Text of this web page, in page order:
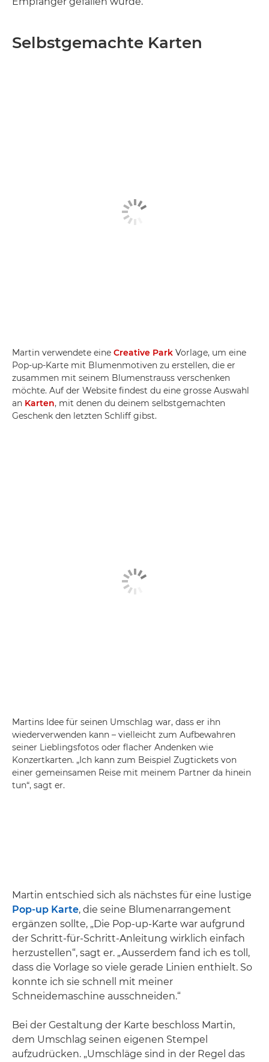
Selbstgemachte Karten
Martin verwendete eine Creative Park Vorlage, um eine
Pop-up-Karte mit Blumenmotiven zu erstellen, die er
zusammen mit seinem Blumenstrauss verschenken
möchte. Auf der Website findest du eine grosse Auswahl
an Karten, mit denen du deinem selbstgemachten
Geschenk den letzten Schliff gibst.
Martins Idee für seinen Umschlag war, dass er ihn
wiederverwenden kann – vielleicht zum Aufbewahren
seiner Lieblingsfotos oder flacher Andenken wie
Konzertkarten. „Ich kann zum Beispiel Zugtickets von
einer gemeinsamen Reise mit meinem Partner da hinein
tun“, sagt er.
Martin entschied sich als nächstes für eine lustige
Pop-up Karte, die seine Blumenarrangement
ergänzen sollte, „Die Pop-up-Karte war aufgrund
der Schritt-für-Schritt-Anleitung wirklich einfach
herzustellen“, sagt er. „Ausserdem fand ich es toll,
dass die Vorlage so viele gerade Linien enthielt. So
konnte ich sie schnell mit meiner
Schneidemaschine ausschneiden.“
Bei der Gestaltung der Karte beschloss Martin,
dem Umschlag seinen eigenen Stempel
aufzudrücken. „Umschläge sind in der Regel das